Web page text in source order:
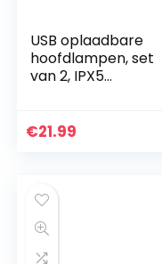
USB oplaadbare
hoofdlampen, set
van 2, IPX5
kamperen,
€21.99